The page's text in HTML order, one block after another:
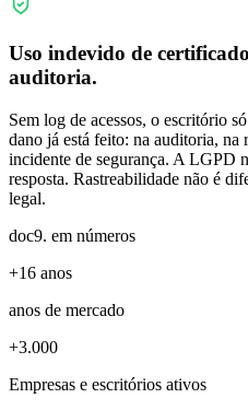
Uso indevido de
auditoria.
Sem log de acessos, o escritório
dano já está feito: na auditoria, na
incidente de segurança. A LGPD
resposta. Rastreabilidade não é
legal.
doc9. em números
+16 anos
anos de mercado
+3.000
Empresas e escritórios ativos